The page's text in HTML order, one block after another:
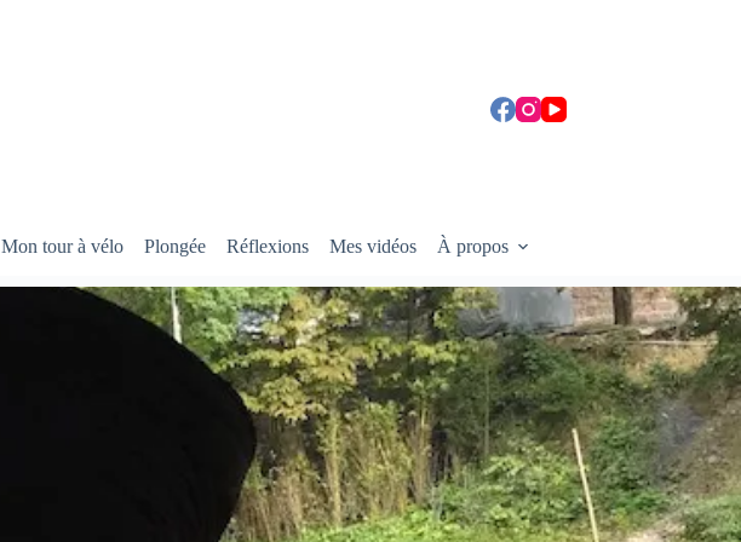
Mon tour à vélo Plongée Réflexions Mes vidéos À propos